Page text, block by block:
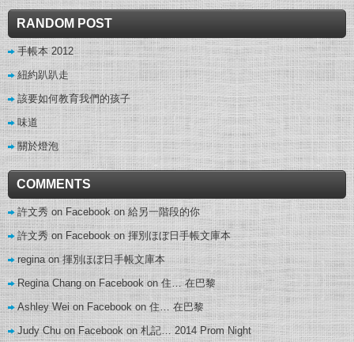
RANDOM POST
手帳本 2012
紐約趴趴走
該要如何教育我們的孩子
味道
關於燈泡
COMMENTS
許文秀 on Facebookon給另一階段的你
許文秀 on Facebookon揮別ほぼ日手帳文庫本
reginaon揮別ほぼ日手帳文庫本
Regina Chang on Facebookon住… 在巴黎
Ashley Wei on Facebookon住… 在巴黎
Judy Chu on Facebookon札記… 2014 Prom Night